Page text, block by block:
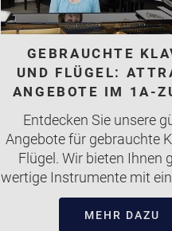
GEBRAUCHTE
UND FLÜGEL:
ANGEBOTE IM 1A-
Entdecken Sie unsere
Angebote für gebrauchte
Flügel. Wir bieten Ihnen
wertige Instrumente mit
MEHR DAZU